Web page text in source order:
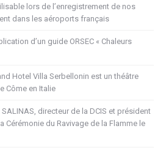
lors de l’enregistrement de nos
dans les aéroports français
d’un guide ORSEC « Chaleurs
Hotel Villa Serbellonin est un théâtre
Côme en Italie
directeur de la DCIS et président
Cérémonie du Ravivage de la Flamme le